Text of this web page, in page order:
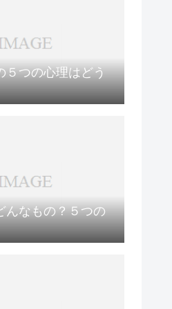
５つの心理はどう
んなもの？５つの